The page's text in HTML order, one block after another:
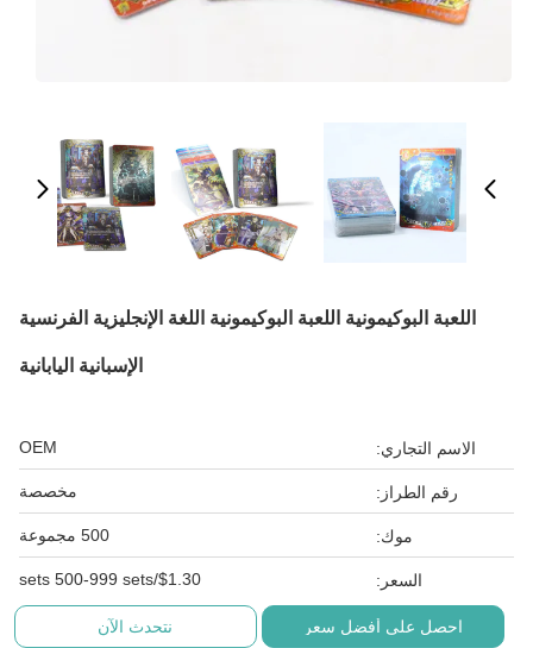
اللعبة البوكيمونية اللعبة البوكيمونية اللغة الإنجليزية الفرنسية
الإسبانية اليابانية
الاسم التجاري: OEM
رقم الطراز: مخصصة
موك: 500 مجموعة
السعر: $1.30/sets 500-999 sets
احصل على أفضل سعر نتحدث الآن